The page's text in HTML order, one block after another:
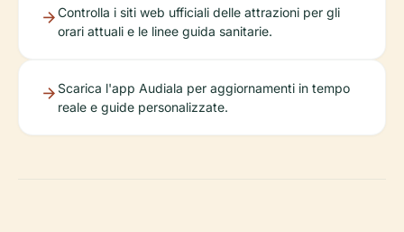
Controlla i siti web ufficiali delle attrazioni per gli
orari attuali e le linee guida sanitarie.
Scarica l'app Audiala per aggiornamenti in tempo
reale e guide personalizzate.